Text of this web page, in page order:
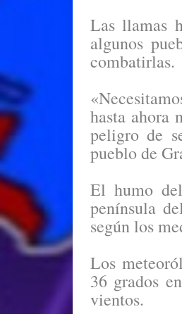
Las llamas
algunos
combatirlas.
hasta ahora
peligro de
pueblo de
El humo
península
según los
Los
36 grados
vientos.